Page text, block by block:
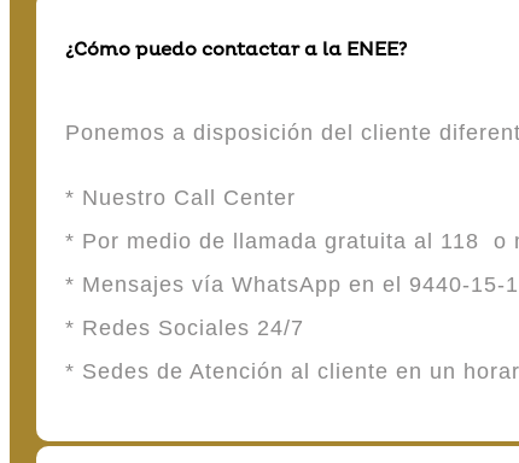
¿Cómo puedo contactar a la ENEE?
Ponemos a disposición del cliente
* Nuestro Call Center
* Por medio de llamada gratuita al 118 o
* Mensajes vía WhatsApp en el 9440-15-
* Redes Sociales 24/7
* Sedes de Atención al cliente en un